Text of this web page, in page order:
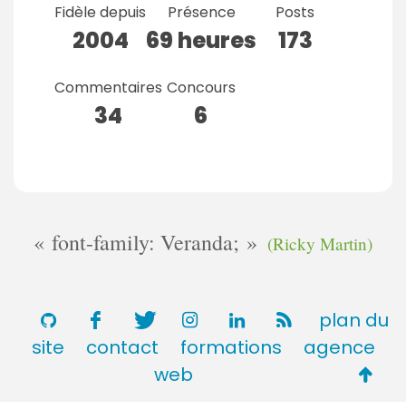
Fidèle depuis
2004
Présence
69 heures
Posts
173
Commentaires
34
Concours
6
font-family: Veranda; (Ricky Martin)
plan du
site
contact formations
agence
web